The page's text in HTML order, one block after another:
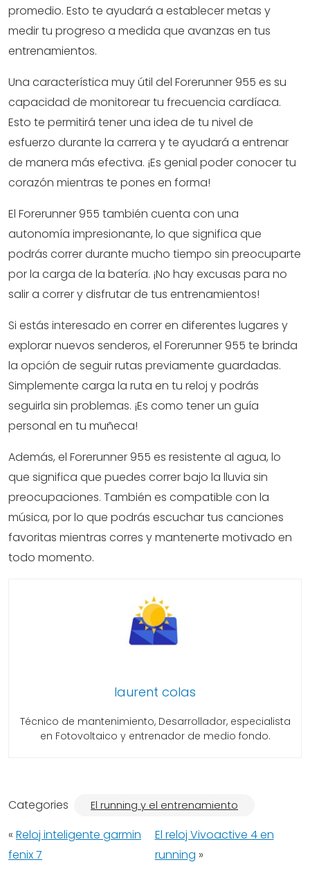
promedio. Esto te ayudará a establecer metas y
medir tu progreso a medida que avanzas en tus
entrenamientos.
Una característica muy útil del Forerunner 955 es su
capacidad de monitorear tu frecuencia cardíaca.
Esto te permitirá tener una idea de tu nivel de
esfuerzo durante la carrera y te ayudará a entrenar
de manera más efectiva. ¡Es genial poder conocer tu
corazón mientras te pones en forma!
El Forerunner 955 también cuenta con una
autonomía impresionante, lo que significa que
podrás correr durante mucho tiempo sin preocuparte
por la carga de la batería. ¡No hay excusas para no
salir a correr y disfrutar de tus entrenamientos!
Si estás interesado en correr en diferentes lugares y
explorar nuevos senderos, el Forerunner 955 te brinda
la opción de seguir rutas previamente guardadas.
Simplemente carga la ruta en tu reloj y podrás
seguirla sin problemas. ¡Es como tener un guía
personal en tu muñeca!
Además, el Forerunner 955 es resistente al agua, lo
que significa que puedes correr bajo la lluvia sin
preocupaciones. También es compatible con la
música, por lo que podrás escuchar tus canciones
favoritas mientras corres y mantenerte motivado en
todo momento.
laurent colas
Técnico de mantenimiento, Desarrollador, especialista
en Fotovoltaico y entrenador de medio fondo.
Categories El running y el entrenamiento
« Reloj inteligente garmin
fenix 7
El reloj Vivoactive 4 en
running »